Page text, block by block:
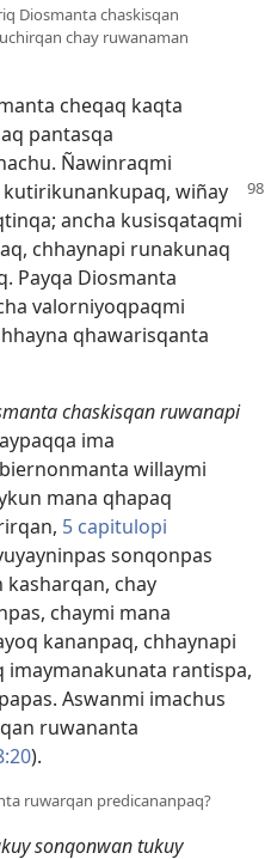
Diosmanta chaskisqan
chay ruwanaman
cheqaq kaqta
pantasqa
Ñawinraqmi
kutirikunankupaq, wiñay
ancha kusisqataqmi
chhaynapi runakunaq
Payqa Diosmanta
valorniyoqpaqmi
qhawarisqanta
chaskisqan ruwanapi
ima
willaymi
mana qhapaq
5 capitulopi
sonqonpas
chay
chaymi mana
kananpaq, chhaynapi
imaymanakunata rantispa,
Aswanmi imachus
ruwananta
).
ruwarqan predicananpaq?
sonqonwan tukuy